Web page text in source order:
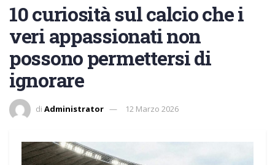
10 curiosità sul calcio che i
veri appassionati non
possono permettersi di
ignorare
di Administrator 12 Marzo 2026